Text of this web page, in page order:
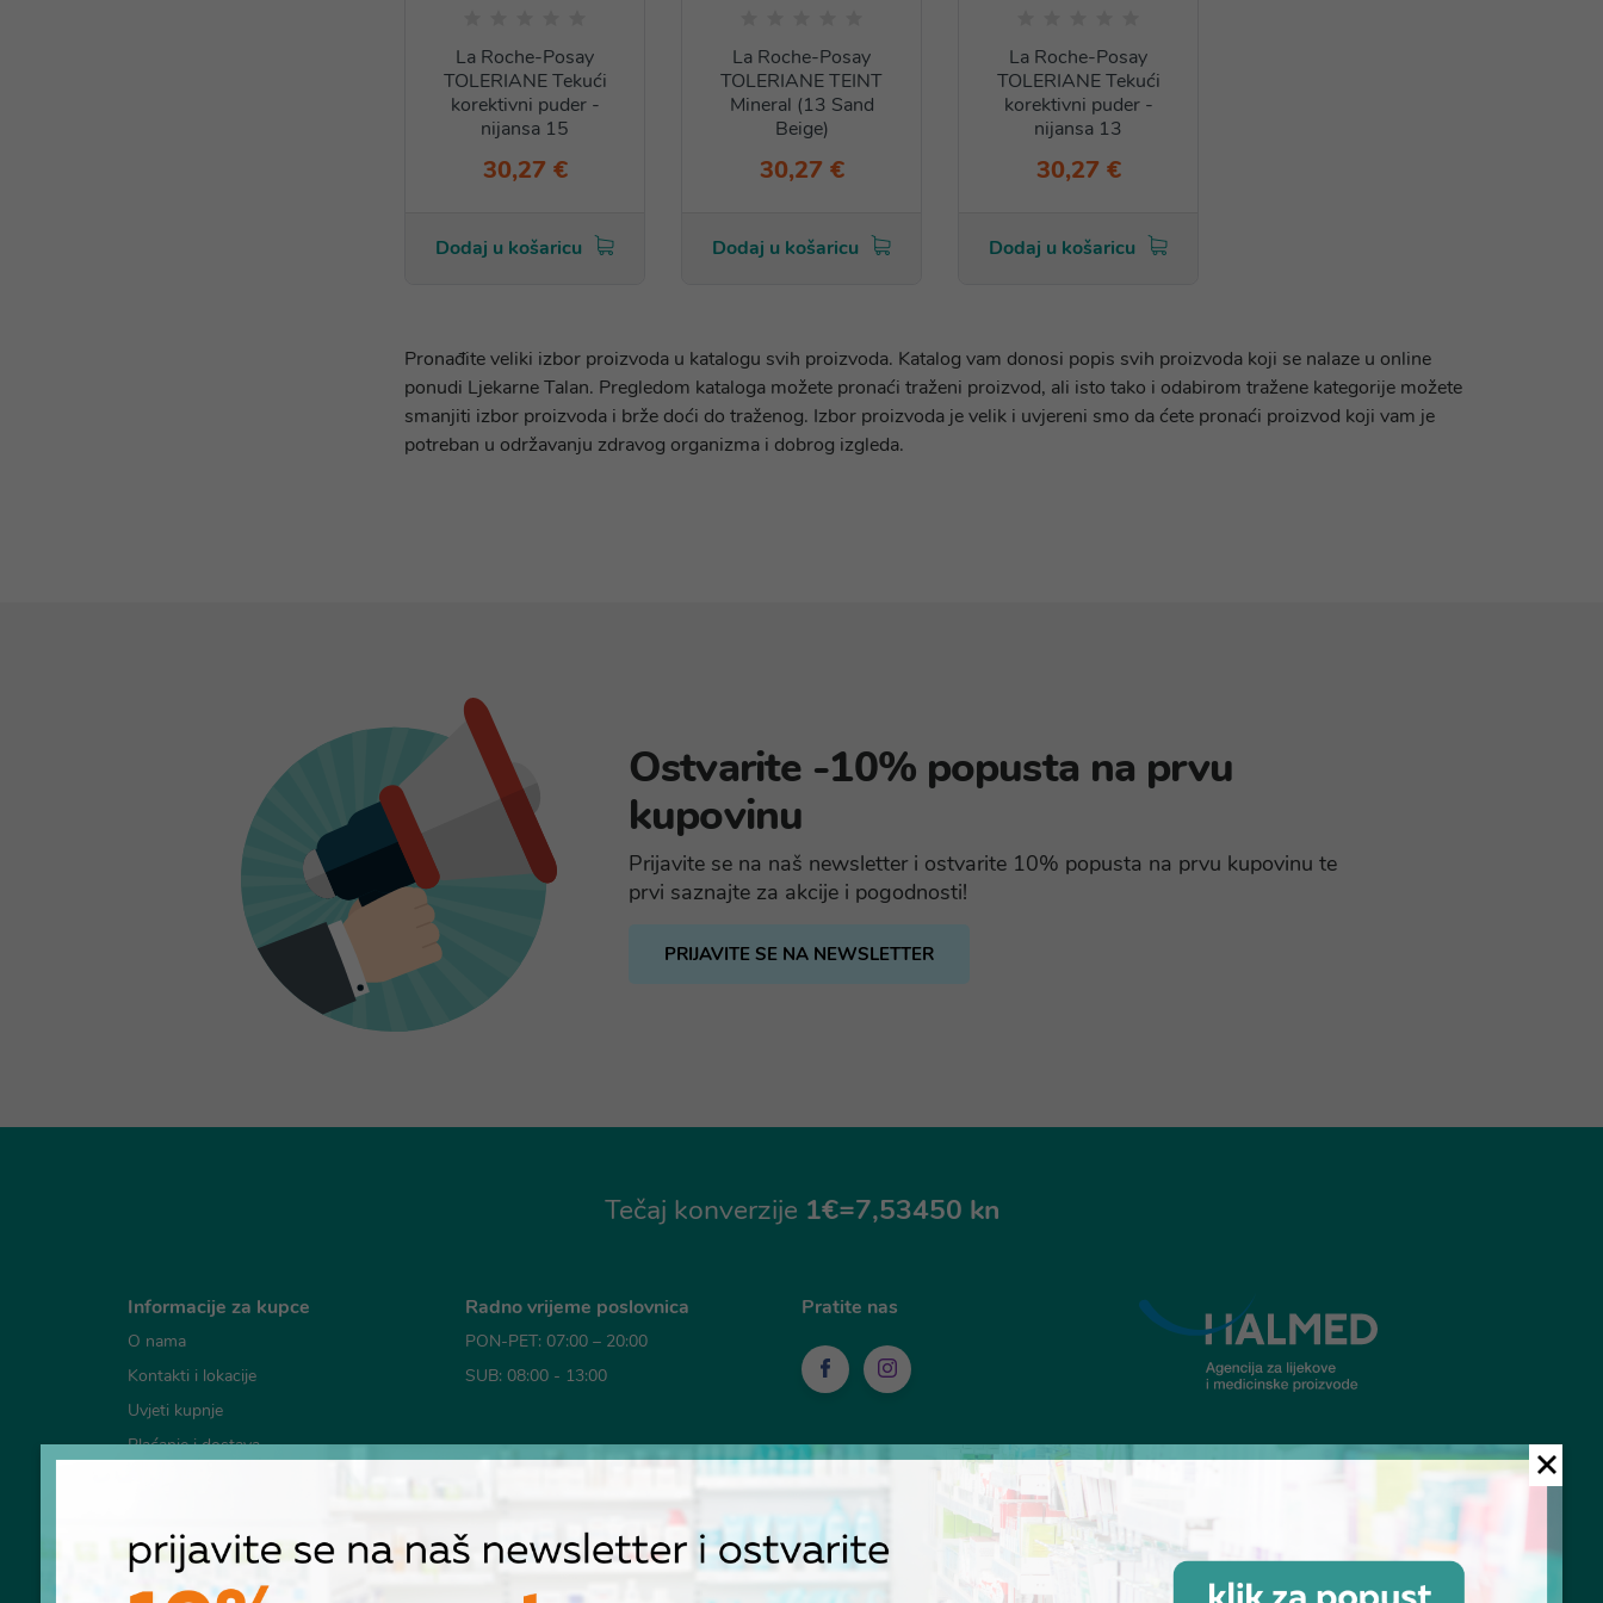
La Roche-Posay
TOLERIANE Tekući
korektivni puder -
nijansa 15
30,27 €
Dodaj u košaricu
La Roche-Posay
TOLERIANE TEINT
Mineral (13 Sand
Beige)
30,27 €
Dodaj u košaricu
La Roche-Posay
TOLERIANE Tekući
korektivni puder -
nijansa 13
30,27 €
Dodaj u košaricu
Pronađite veliki izbor proizvoda u katalogu svih proizvoda. Katalog vam donosi popis svih proizvoda koji se nalaze u online
ponudi Ljekarne Talan. Pregledom kataloga možete pronaći traženi proizvod, ali isto tako i odabirom tražene kategorije možete
smanjiti izbor proizvoda i brže doći do traženog. Izbor proizvoda je velik i uvjereni smo da ćete pronaći proizvod koji vam je
potreban u održavanju zdravog organizma i dobrog izgleda.
Ostvarite -10% popusta na prvu
kupovinu
Prijavite se na naš newsletter i ostvarite 10% popusta na prvu kupovinu te
prvi saznajte za akcije i pogodnosti!
PRIJAVITE SE NA NEWSLETTER
Tečaj konverzije 1€=7,53450 kn
Informacije za kupce
O nama
Kontakti i lokacije
Uvjeti kupnje
Plaćanje i dostava
Pravila privatnosti
RASKID UGOVORA
Radno vrijeme poslovnica
PON-PET: 07:00 – 20:00
SUB: 08:00 - 13:00
Pratite nas
Mogućnosti plaćanja
© Ljekarna Talan 2026